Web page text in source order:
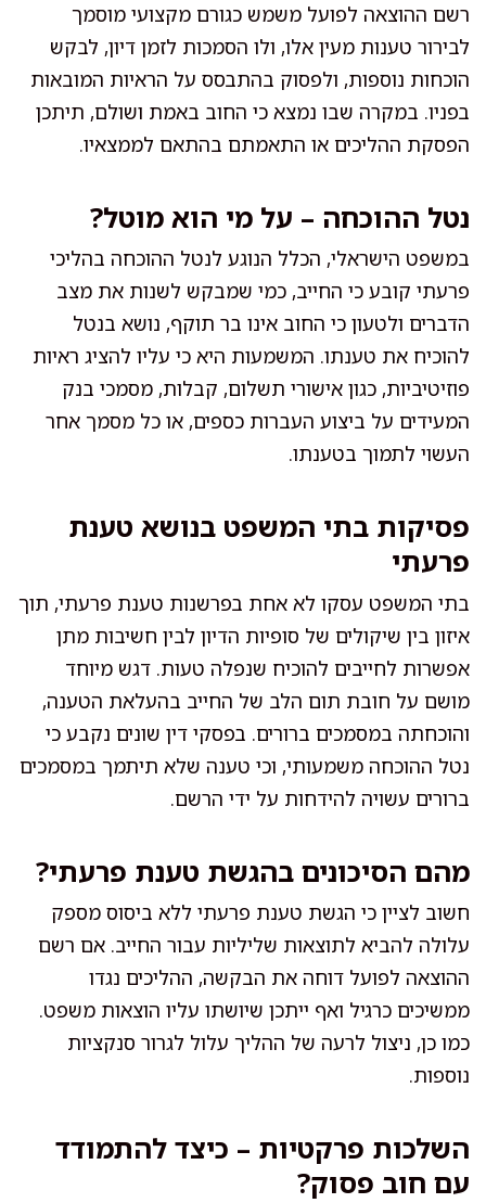
רשם ההוצאה לפועל משמש כגורם מקצועי מוסמך
לבירור טענות מעין אלו, ולו הסמכות לזמן דיון, לבקש
הוכחות נוספות, ולפסוק בהתבסס על הראיות המובאות
בפניו. במקרה שבו נמצא כי החוב באמת ושולם, תיתכן
הפסקת ההליכים או התאמתם בהתאם לממצאיו.
נטל ההוכחה – על מי הוא מוטל?
במשפט הישראלי, הכלל הנוגע לנטל ההוכחה בהליכי
פרעתי קובע כי החייב, כמי שמבקש לשנות את מצב
הדברים ולטעון כי החוב אינו בר תוקף, נושא בנטל
להוכיח את טענתו. המשמעות היא כי עליו להציג ראיות
פוזיטיביות, כגון אישורי תשלום, קבלות, מסמכי בנק
המעידים על ביצוע העברות כספים, או כל מסמך אחר
העשוי לתמוך בטענתו.
פסיקות בתי המשפט בנושא טענת
פרעתי
בתי המשפט עסקו לא אחת בפרשנות טענת פרעתי, תוך
איזון בין שיקולים של סופיות הדיון לבין חשיבות מתן
אפשרות לחייבים להוכיח שנפלה טעות. דגש מיוחד
מושם על חובת תום הלב של החייב בהעלאת הטענה,
והוכחתה במסמכים ברורים. בפסקי דין שונים נקבע כי
נטל ההוכחה משמעותי, וכי טענה שלא תיתמך במסמכים
ברורים עשויה להידחות על ידי הרשם.
מהם הסיכונים בהגשת טענת פרעתי?
חשוב לציין כי הגשת טענת פרעתי ללא ביסוס מספק
עלולה להביא לתוצאות שליליות עבור החייב. אם רשם
ההוצאה לפועל דוחה את הבקשה, ההליכים נגדו
ממשיכים כרגיל ואף ייתכן שיושתו עליו הוצאות משפט.
כמו כן, ניצול לרעה של ההליך עלול לגרור סנקציות
נוספות.
השלכות פרקטיות – כיצד להתמודד
עם חוב פסוק?